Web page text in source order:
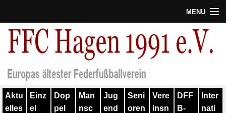
MENU
Termine
Verein
Geschichte
Aktu
elles
Einz
el
Dop
pel
Man
nsc
Jug
end
Seni
oren
Vere
insn
DFF
B-
Inter
nati